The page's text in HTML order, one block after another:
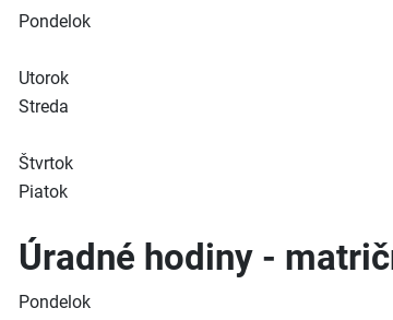
Pondelok
Utorok
Streda
Štvrtok
Piatok
Úradné hodiny -
Pondelok